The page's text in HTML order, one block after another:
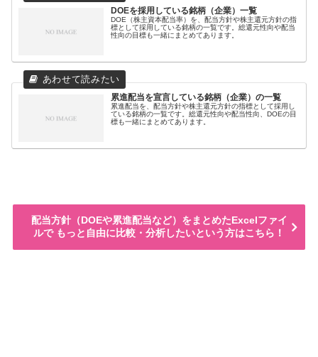
DOEを採用している銘柄（企業）一覧
DOE（株主資本配当率）を、配当方針や株主還元方針の指
標として採用している銘柄の一覧です。総還元性向や配当
性向の目標も一緒にまとめてあります。
累進配当を宣言している銘柄（企業）の一覧
累進配当を、配当方針や株主還元方針の指標として採用し
ている銘柄の一覧です。総還元性向や配当性向、DOEの目
標も一緒にまとめてあります。
配当方針（DOEや累進配当など）をまとめたExcelファイ
ルで もっと自由に比較・分析したいという方はこちら！